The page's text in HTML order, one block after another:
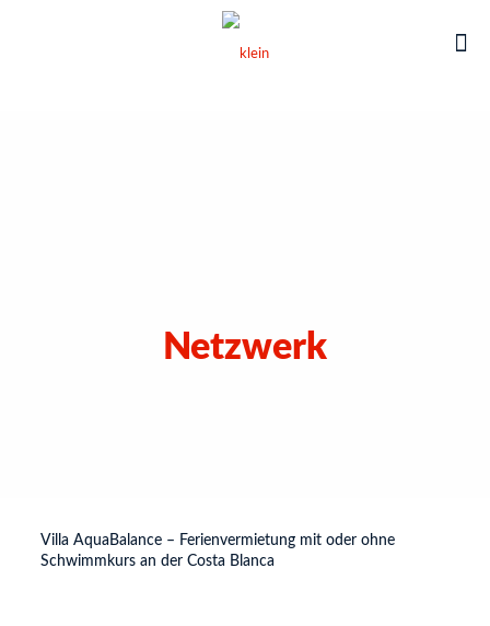
Netzwerk
Villa AquaBalance – Ferienvermietung mit oder ohne
Schwimmkurs an der Costa Blanca